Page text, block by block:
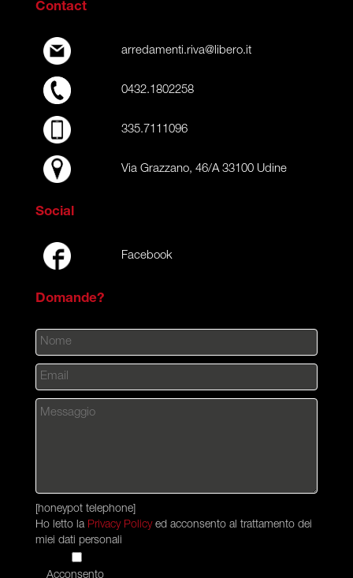
Contact
arredamenti.riva@libero.it
0432.1802258
335.7111096
Via Grazzano, 46/A 33100 Udine
Social
Facebook
Domande?
[honeypot telephone]
Ho letto la Privacy Policyed acconsento al trattamento dei
miei dati personali
Acconsento